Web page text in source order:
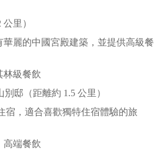
里）
麗的中國宮殿建築，並提供高級餐
林級餐飲
邸（距離約 1.5 公里）
宿，適合喜歡獨特住宿體驗的旅
高端餐飲